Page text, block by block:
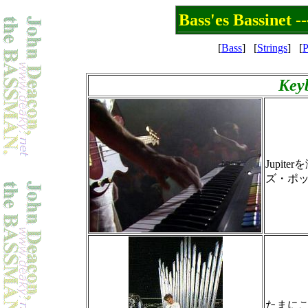
Bass'es Bassinet
[Bass] [Strings] [
Jupiter
ズ・ポ
たまに